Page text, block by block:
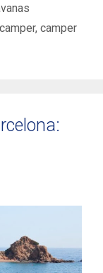
camper, camper